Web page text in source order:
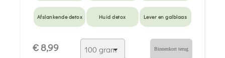
Afslankende detox Huid detox Lever en galblaas
Langzame
Gebrek aan eetlust
€ 8,99 Binnenkort terug